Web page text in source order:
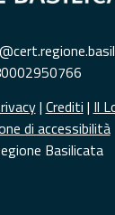
| Crediti | Il
di accessibilità
Basilicata